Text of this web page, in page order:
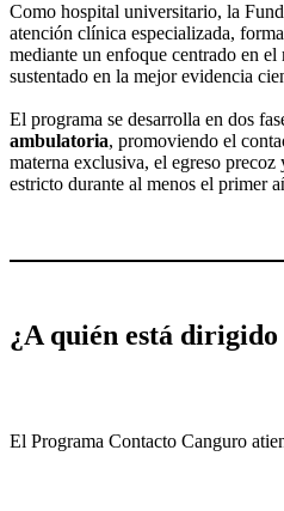
Como hospital universitario, la
atención clínica especializada,
mediante un enfoque centrado en
sustentado en la mejor evidencia
El programa se desarrolla en dos
ambulatoria, promoviendo el
materna exclusiva, el egreso
estricto durante al menos el primer
¿A quién está
El Programa Contacto Canguro